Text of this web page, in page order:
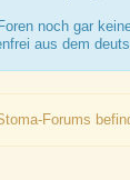
noch gar
aus dem
Forums